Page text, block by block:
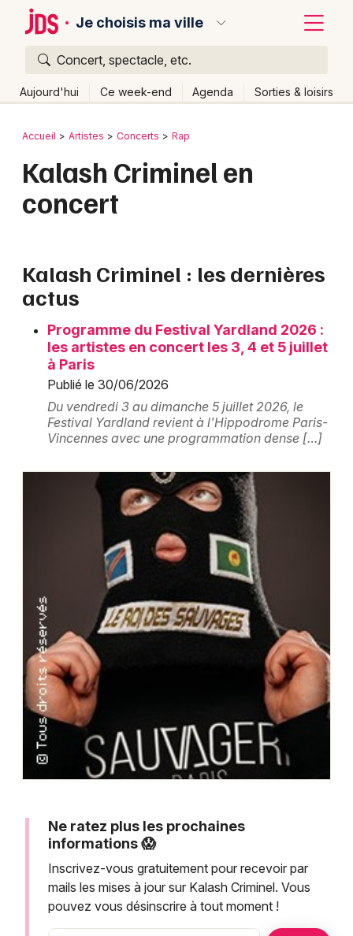
Je choisis ma ville
Concert, spectacle, etc.
Aujourd'hui Ce week-end Agenda Sorties & loisirs
Publier un événement
Activité & Expérience
Manifestations
Foires & salons
Spectacles
Concerts
Sorties & loisirs
Newsletter des sorties
Artistes en tournée
Actualités
Magazine
Bordeaux
Colmar
Marseille
Mulhouse
Montpellier
Nantes
Nice
Toutes les villes
Retour
Accueil Artistes Concerts Rap
Kalash Criminel en
concert
Kalash Criminel : les dernières
actus
Programme du Festival Yardland 2026 :
les artistes en concert les 3, 4 et 5 juillet
à Paris
Publié le 30/06/2026
Du vendredi 3 au dimanche 5 juillet 2026, le
Festival Yardland revient à l'Hippodrome Paris-
Vincennes avec une programmation dense […]
Ne ratez plus les prochaines
informations 😱
Inscrivez-vous gratuitement pour recevoir par
mails les mises à jour sur Kalash Criminel. Vous
pouvez vous désinscrire à tout moment !
Quoi ?
Où ?
Quand ?
Aujourd'hui
Demain